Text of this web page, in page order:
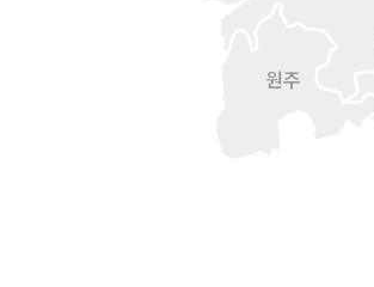
원주